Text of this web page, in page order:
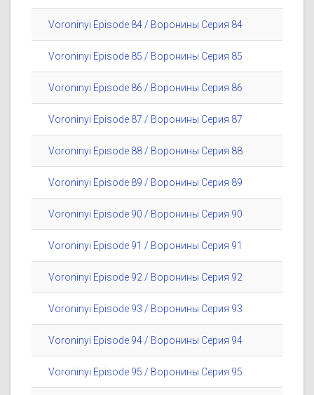
Voroninyi Episode 84 / Воронины Серия 84
Voroninyi Episode 85 / Воронины Серия 85
Voroninyi Episode 86 / Воронины Серия 86
Voroninyi Episode 87 / Воронины Серия 87
Voroninyi Episode 88 / Воронины Серия 88
Voroninyi Episode 89 / Воронины Серия 89
Voroninyi Episode 90 / Воронины Серия 90
Voroninyi Episode 91 / Воронины Серия 91
Voroninyi Episode 92 / Воронины Серия 92
Voroninyi Episode 93 / Воронины Серия 93
Voroninyi Episode 94 / Воронины Серия 94
Voroninyi Episode 95 / Воронины Серия 95